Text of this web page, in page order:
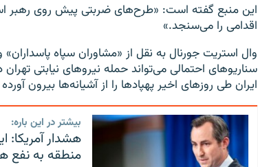
این منبع گفته است: «طرح‌های ضربتی پیش روی
اقدامی را می‌سنجد.»
وال استریت جورنال به نقل از «مشاوران سپاه
سناریوهای احتمالی می‌تواند حمله نیروهای نیابتی
ایران طی روزهای اخیر پهپادها را از آشیانه‌ها بیرون
بیشتر در این باره:
هشدار آمریکا:
منطقه به